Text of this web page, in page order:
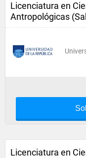
Licenciatura en
Antropológicas
Licenciatura en